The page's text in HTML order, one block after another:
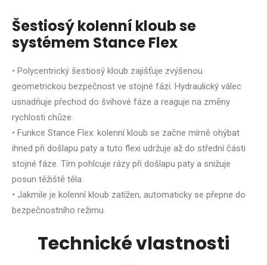
Šestiosý kolenní kloub se
systémem Stance Flex
• Polycentrický šestiosý kloub zajišťuje zvýšenou
geometrickou bezpečnost ve stojné fázi. Hydraulický válec
usnadňuje přechod do švihové fáze a reaguje na změny
rychlosti chůze.
• Funkce Stance Flex: kolenní kloub se začne mírně ohýbat
ihned při došlapu paty a tuto flexi udržuje až do střední části
stojné fáze. Tím pohlcuje rázy při došlapu paty a snižuje
posun těžiště těla.
• Jakmile je kolenní kloub zatížen, automaticky se přepne do
bezpečnostního režimu.
Technické vlastnosti